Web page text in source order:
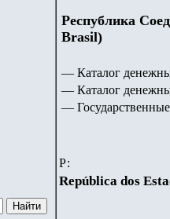
Республика
Brasil)
— Каталог
— Каталог
—
Р:
República dos